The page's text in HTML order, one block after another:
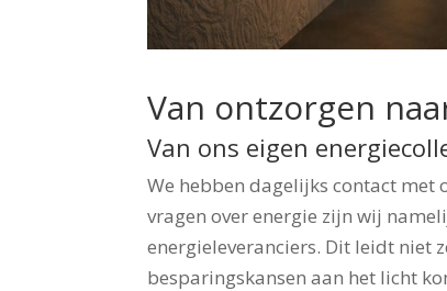
Van ontzorgen
Van ons eigen
We hebben dagelijks contact met
vragen over energie zijn wij
energieleveranciers. Dit leidt niet
besparingskansen aan het licht